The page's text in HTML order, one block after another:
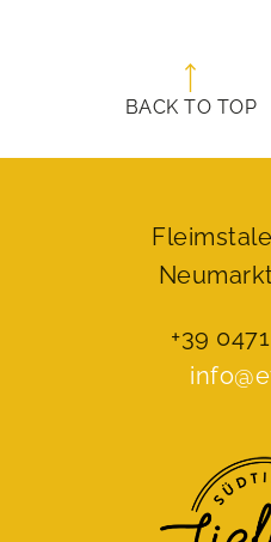
BACK TO TOP
+39